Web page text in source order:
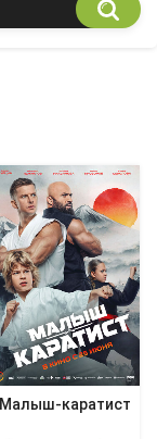
Малыш-каратист